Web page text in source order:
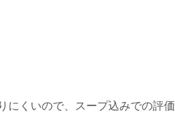
にくいので、スープ込みでの評価